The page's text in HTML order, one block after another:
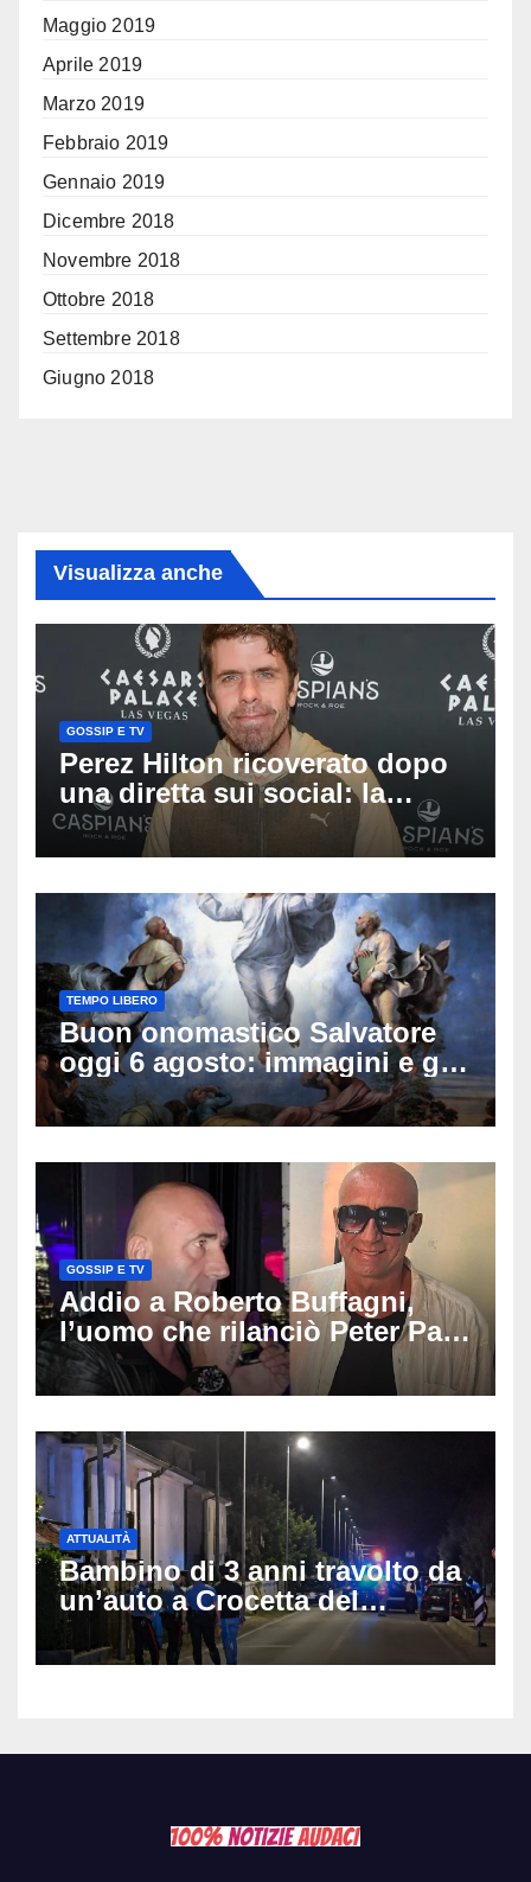
Maggio 2019
Aprile 2019
Marzo 2019
Febbraio 2019
Gennaio 2019
Dicembre 2018
Novembre 2018
Ottobre 2018
Settembre 2018
Giugno 2018
Visualizza anche
GOSSIP E TV
Perez Hilton ricoverato dopo
una diretta sui social: la
famiglia rompe il silenzio
sulle sue condizioni
TEMPO LIBERO
Buon onomastico Salvatore
oggi 6 agosto: immagini e gif
di auguri da condividere
GOSSIP E TV
Addio a Roberto Buffagni,
l’uomo che rilanciò Peter Pan
e Villa delle Rose: aveva 59
anni
ATTUALITÀ
Bambino di 3 anni travolto da
un’auto a Crocetta del
Montello: è gravissimo,
trasportato in elicottero a